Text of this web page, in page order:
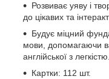
Розвиває уяву і
до цікавих та
Будує міцний
мови, допомагаючи
англійської з легкістю.
Картки: 112 шт.